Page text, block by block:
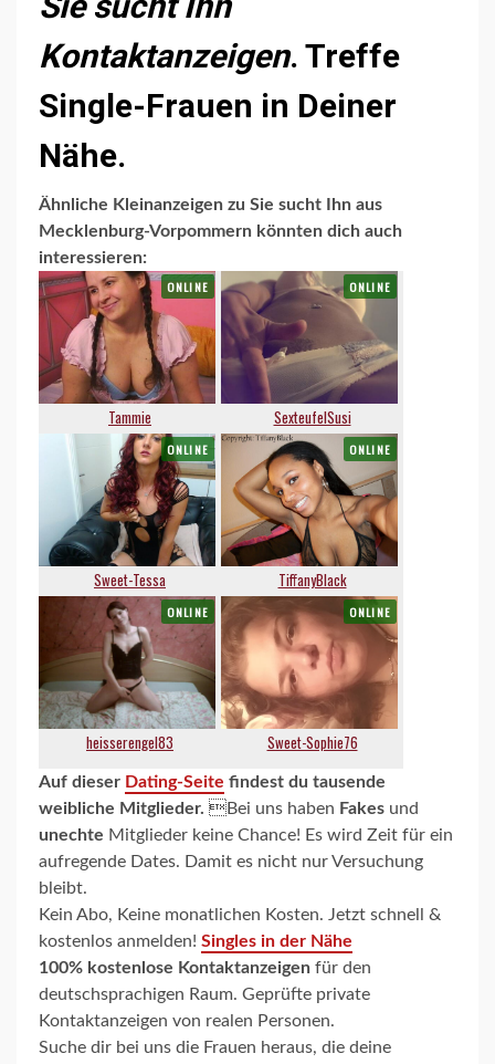
Kontaktanzeigen. Treffe
Single-Frauen in Deiner
Nähe.
Ähnliche Kleinanzeigen zu Sie sucht Ihn aus
Mecklenburg-Vorpommern könnten dich auch
interessieren:
Auf dieser Dating-Seite findest du tausende
weibliche Mitglieder. Bei uns haben Fakes und
unechte Mitglieder keine Chance! Es wird Zeit für ein
aufregende Dates. Damit es nicht nur Versuchung
bleibt.
Kein Abo, Keine monatlichen Kosten. Jetzt schnell &
kostenlos anmelden! Singles in der Nähe
100% kostenlose Kontaktanzeigen für den
deutschsprachigen Raum. Geprüfte private
Kontaktanzeigen von realen Personen.
Suche dir bei uns die Frauen heraus, die deine